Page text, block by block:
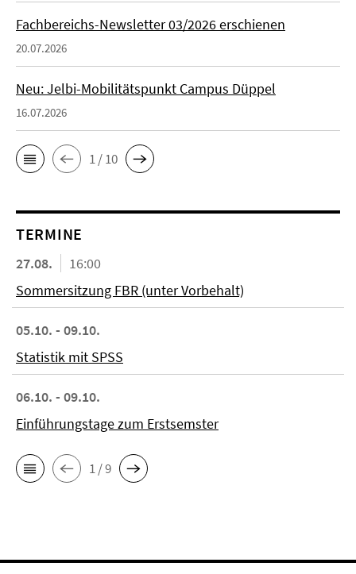
Fachbereichs-Newsletter 03/2026 erschienen
20.07.2026
Neu: Jelbi-Mobilitätspunkt Campus Düppel
16.07.2026
1 / 10
TERMINE
27.08.
16:00
Sommersitzung FBR (unter Vorbehalt)
05.10. - 09.10.
Statistik mit SPSS
06.10. - 09.10.
Einführungstage zum Erstsemster
1 / 9